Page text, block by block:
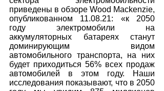
приведены в обзоре Wood Mackenzie,
опубликованном 11.08.21: «к 2050
году электромобили на
аккумуляторных батареях станут
доминирующим видом
автомобильного транспорта, на них
будет приходиться 56% всех продаж
автомобилей в этом году. Наши
исследования показывают, что в 2050